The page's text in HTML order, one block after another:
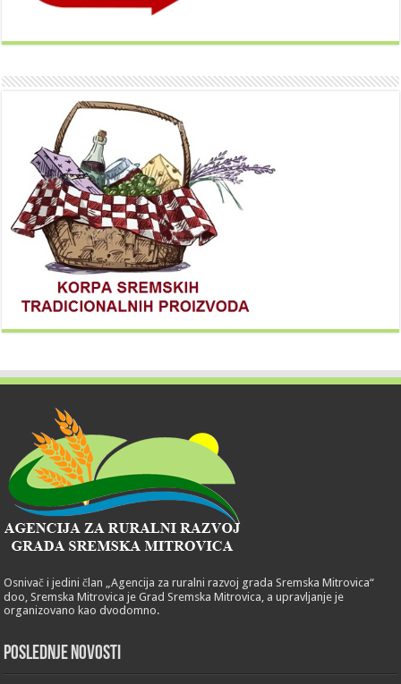
Osnivač i jedini član „Agencija za ruralni razvoj grada Sremska Mitrovica“
doo, Sremska Mitrovica je Grad Sremska Mitrovica, a upravljanje je
organizovano kao dvodomno.
POSLEDNJE NOVOSTI